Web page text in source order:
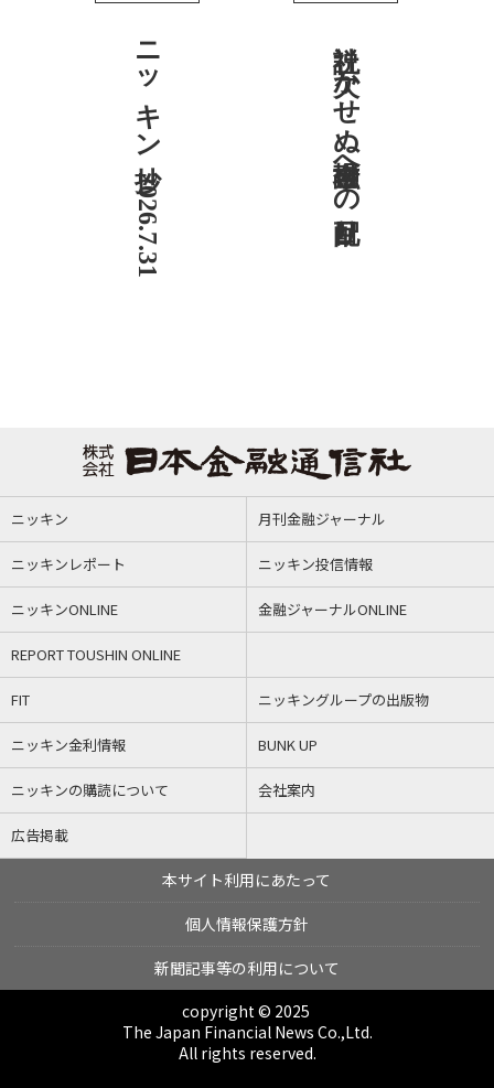
ニッキン抄 2026.7.31 社説 欠かせぬ金融市場への目配り
ニッキン 月刊金融ジャーナル
ニッキンレポート ニッキン投信情報
ニッキンONLINE 金融ジャーナルONLINE
REPORT TOUSHIN ONLINE
FIT ニッキングループの出版物
ニッキン金利情報 BUNK UP
ニッキンの購読について 会社案内
広告掲載
本サイト利用にあたって
個人情報保護方針
新聞記事等の利用について
copyright © 2025
The Japan Financial News Co.,Ltd.
All rights reserved.